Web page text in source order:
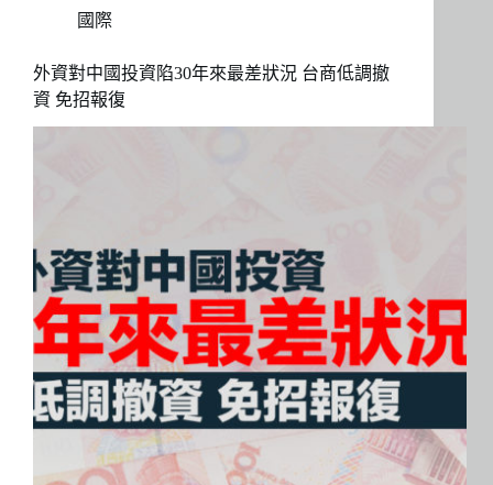
國際
外資對中國投資陷30年來最差狀況 台商低調撤
資 免招報復